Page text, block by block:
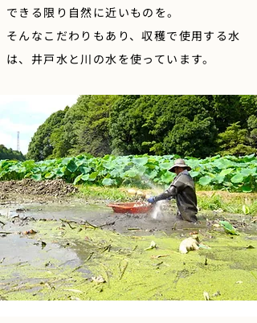
​できる限り自然に近いものを。
そんなこだわりもあり、収穫で使用する水
は、井戸水と川の水を使っています。